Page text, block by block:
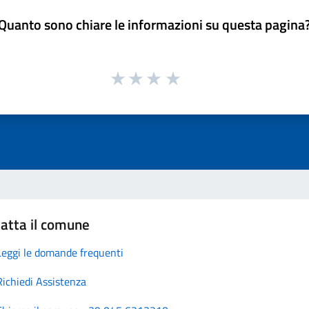
sono chiare le informazioni su questa
il comune
le domande frequenti
Assistenza